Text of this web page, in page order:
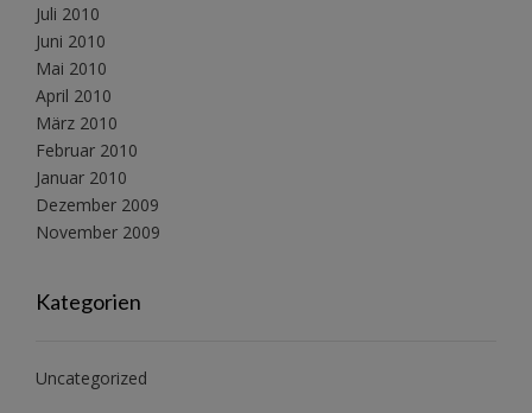
Juli 2010
Juni 2010
Mai 2010
April 2010
März 2010
Februar 2010
Januar 2010
Dezember 2009
November 2009
Kategorien
Uncategorized